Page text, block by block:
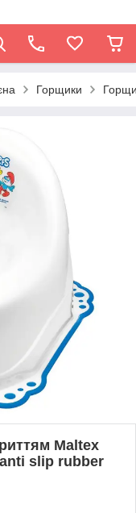
Горщики
Maltex
slip rubber